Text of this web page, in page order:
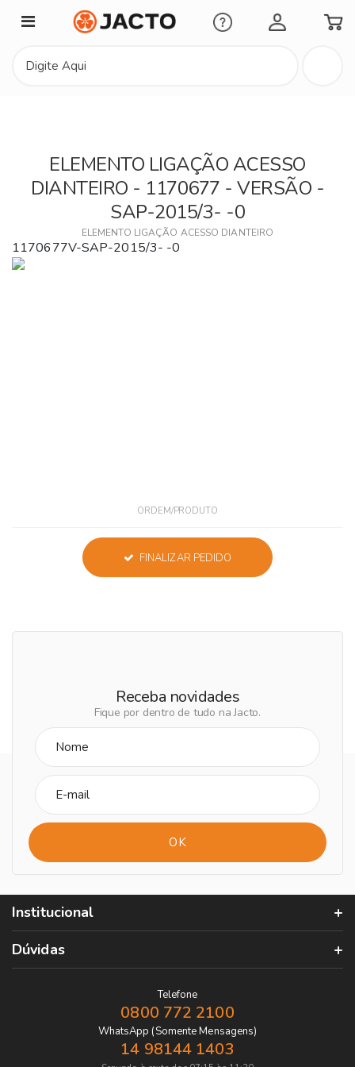
Minha Conta
ELEMENTO LIGAÇÃO ACESSO
DIANTEIRO - 1170677 - VERSÃO -
SAP-2015/3- -0
ELEMENTO LIGAÇÃO ACESSO DIANTEIRO
1170677V-SAP-2015/3- -0
ORDEM/PRODUTO
FINALIZAR PEDIDO
Receba novidades
Fique por dentro de tudo na Jacto.
Institucional
Dúvidas
Telefone
0800 772 2100
WhatsApp (Somente Mensagens)
14 98144 1403